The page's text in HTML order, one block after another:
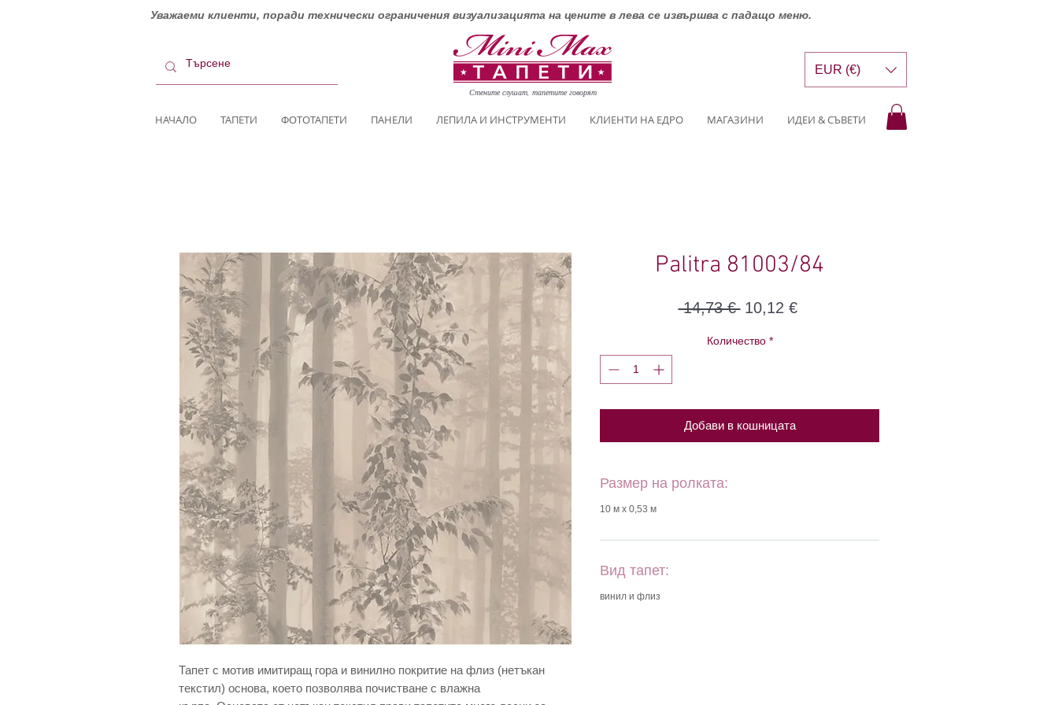
Уважаеми клиенти, поради технически ограничения визуализацията на цените в лева се извършва с падащо меню.
Стените слушат, тапетите говорят
НАЧАЛО ТАПЕТИ ФОТОТАПЕТИ ПАНЕЛИ ЛЕПИЛА И ИНСТРУМЕНТИ КЛИЕНТИ НА ЕДРО МАГАЗИНИ ИДЕИ & СЪВЕТИ
EUR (€)
Тапет с мотив имитиращ гора и винилно покритие на флиз (нетъкан
текстил) основа, което позволява почистване с влажна
Palitra 81003/84
14,73 € Редовна
10,12 €Продажна
Количество *
Добави в кошницата
Размер на ролката:
10 м х 0,53 м
Вид тапет:
винил и флиз